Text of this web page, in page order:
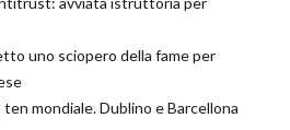
uno sciopero della fame per
mondiale. Dublino e Barcellona